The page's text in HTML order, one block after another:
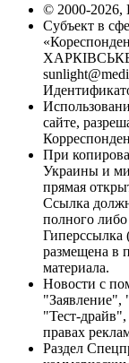
© 2000-2026,
Субъект в
ХАРКІВСЬКЕ
сайте,
При
Украины и
прямая
Ссылка
полного либо
Гиперссылка
размещена в
материала.
Новости с
"Тест-
правах
Раздел